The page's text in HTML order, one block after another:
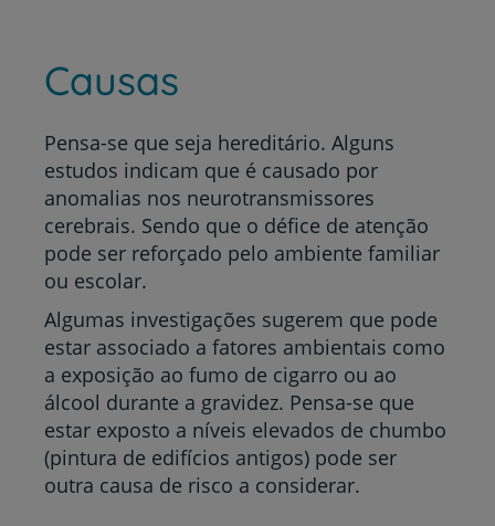
Causas
Pensa-se que seja hereditário. Alguns
estudos indicam que é causado por
anomalias nos neurotransmissores
cerebrais. Sendo que o défice de atenção
pode ser reforçado pelo ambiente familiar
ou escolar.
Algumas investigações sugerem que pode
estar associado a fatores ambientais como
a exposição ao fumo de cigarro ou ao
álcool durante a gravidez. Pensa-se que
estar exposto a níveis elevados de chumbo
(pintura de edifícios antigos) pode ser
outra causa de risco a considerar.